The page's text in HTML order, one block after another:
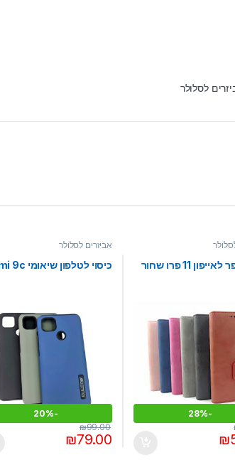
לסלולר
11 פרו שחור
-
28%
₪
אביזרים לסלולר
כיסוי לטלפון שיאומי redmi 9c
-
20%
₪79.00
₪99.00